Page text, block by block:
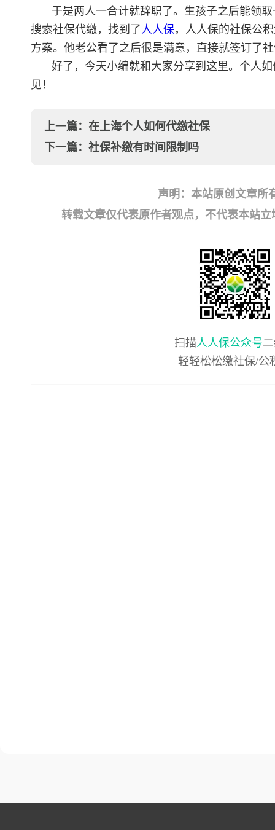
于是两人一合计就辞职了。生孩子之后能领
搜索社保代缴，找到了人人保，人人保的社保公
方案。他老公看了之后很是满意，直接就签订了
好了，今天小编就和大家分享到这里。个人
见！
上一篇： 在上海个人如何代缴社保
下一篇： 社保补缴有时间限制吗
声明：本站原创文章所
转载文章仅代表原作者观点，不代表本站
扫描人人保公众号
轻轻松松缴社保/公